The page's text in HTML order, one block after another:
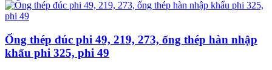
Ống thép đúc phi 49, 219, 273, ống thép hàn nhập
khẩu phi 325, phi 49